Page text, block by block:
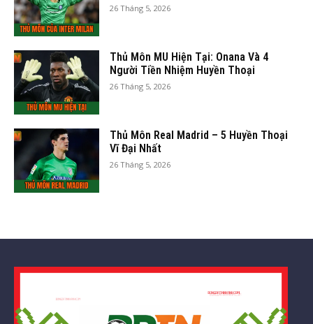
26 Tháng 5, 2026
Thủ Môn MU Hiện Tại: Onana Và 4
Người Tiền Nhiệm Huyền Thoại
26 Tháng 5, 2026
Thủ Môn Real Madrid – 5 Huyền Thoại
Vĩ Đại Nhất
26 Tháng 5, 2026